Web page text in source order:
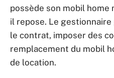
possède son mobil home
il repose. Le
le contrat, imposer des
remplacement du mobil
de location.